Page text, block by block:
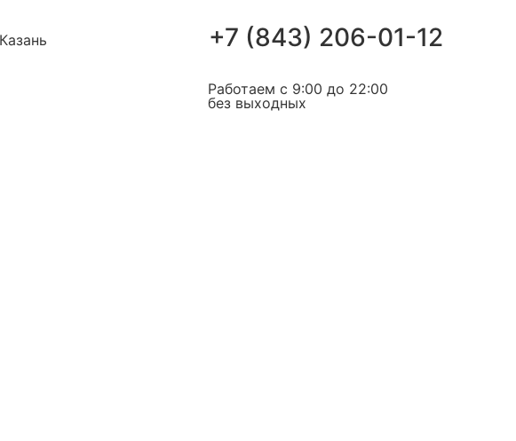
Казань +7 (843) 206-01-12
Работаем с 9:00 до 22:00
без выходных